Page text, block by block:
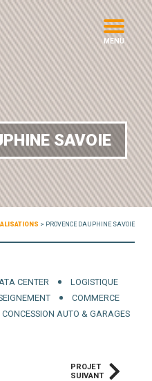
MENU
SAVOIE
> PROVENCE DAUPHINE SAVOIE
CENTER
LOGISTIQUE
COMMERCE
CONCESSION AUTO & GARAGES
PROJET
SUIVANT